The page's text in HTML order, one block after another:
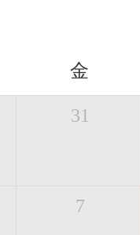
金
31
7